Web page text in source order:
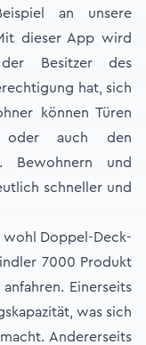
an unsere
dieser App wird
Besitzer des
hat, sich
können Türen
oder auch den
Bewohnern und
schneller und
wohl Doppel-Deck-
7000 Produkt
Einerseits
was sich
Andererseits